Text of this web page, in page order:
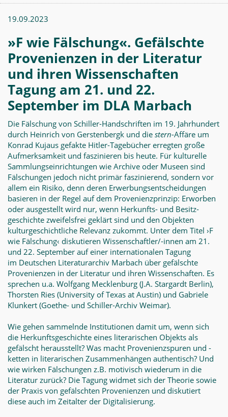
19.09.2023
»F wie Fälschung«. Gefälschte
Provenienzen in der Literatur
und ihren Wissenschaften
Tagung am 21. und 22.
September im DLA Marbach
Die Fälschung von Schiller-Handschriften im 19. Jahrhundert
durch Heinrich von Gerstenbergk und die stern-Affäre um
Konrad Kujaus ge­fakte Hitler-Tagebücher erregten große
Aufmerksamkeit und faszinieren bis heute. Für kulturelle
Sammlungseinrichtungen wie Archive oder Museen sind
Fälschungen jedoch nicht primär faszinierend, sondern vor
allem ein Risiko, denn deren Erwerbungsentscheidungen
basieren in der Regel auf dem Prove­nienzprinzip: Erworben
oder ausgestellt wird nur, wenn Herkunfts- und Besitz­
geschichte zweifelsfrei geklärt sind und den Objekten
kulturgeschichtliche Rele­vanz zukommt. Unter dem Titel ›F
wie Fälschung‹ diskutieren Wissenschaftler/­-innen am 21.
und 22. September auf einer internationalen Tagung
im Deutschen Literaturarchiv Marbach über gefälschte
Provenienzen in der Literatur und ih­ren Wissenschaften. Es
sprechen u.a. Wolfgang Mecklenburg (J.A. Stargardt Berlin),
Thorsten Ries (University of Texas at Austin) und Gabriele
Klunkert (Goethe- und Schiller-Archiv Weimar).
Wie gehen sammelnde Institutionen damit um, wenn sich
die Herkunftsge­schichte eines literarischen Objekts als
gefälscht herausstellt? Was macht Prove­nienzspuren und -
ketten in literarischen Zusammenhängen authentisch? Und
wie wirken Fälschungen z.B. motivisch wiederum in die
Literatur zurück? Die Tagung widmet sich der Theorie sowie
der Praxis von gefälschten Provenienzen und diskutiert
diese auch im Zeitalter der Digitalisierung.